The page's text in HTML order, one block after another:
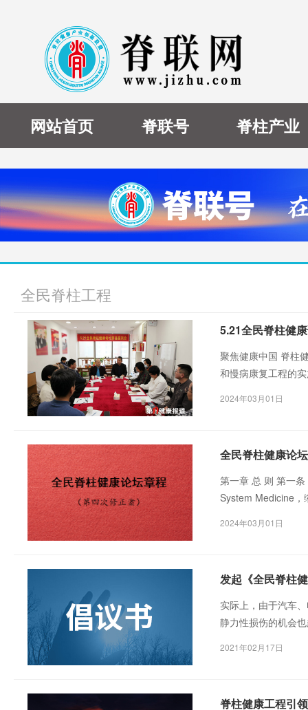
网站首页 脊联号 脊柱产业
全民脊柱工程
5.21全民脊柱健
聚焦健康中国 脊柱
和慢病康复工程的
2024年03月01日
全民脊柱健康论
第一章 总 则 第一
System Medicine，
System Healthy，
2024年03月01日
发起《全民脊柱
实际上，由于汽车
静力性损伤的机会
2021年02月17日
脊柱健康工程引